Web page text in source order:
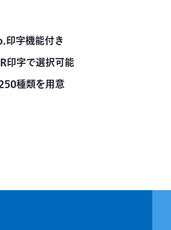
印字機能付き
印字で選択可能
種類を用意